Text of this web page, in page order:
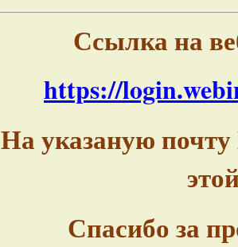
Ссылка на
https://
На указаную
Спасибо за